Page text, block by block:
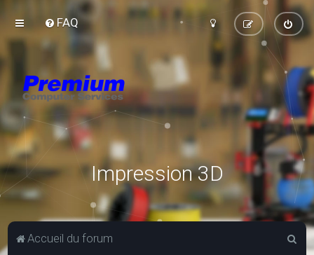
FAQ
Impression 3D
Accueil du forum